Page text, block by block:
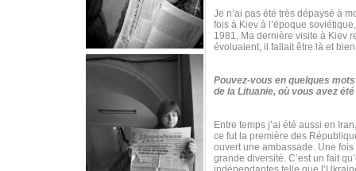
Je n’ai pas été très dépaysé à
fois à Kiev à l’époque
1981. Ma dernière visite à Kiev
évoluaient, il fallait être là et
Pouvez-vous en quelques
de la Lituanie, où vous avez
Entre temps j’ai été aussi en
ce fut la première des
ouvert une ambassade. Une
grande diversité. C’est un fait